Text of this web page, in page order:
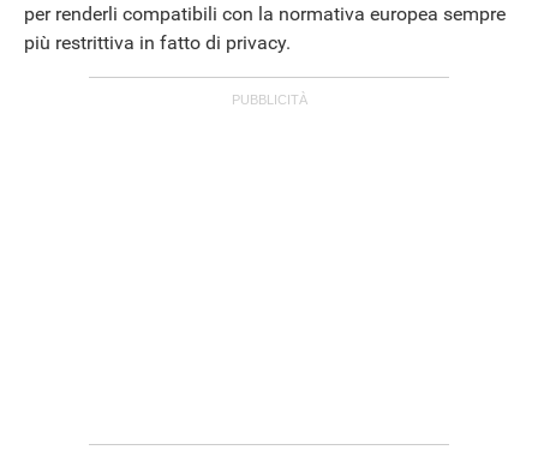
per renderli compatibili con la normativa europea sempre
più restrittiva in fatto di privacy.